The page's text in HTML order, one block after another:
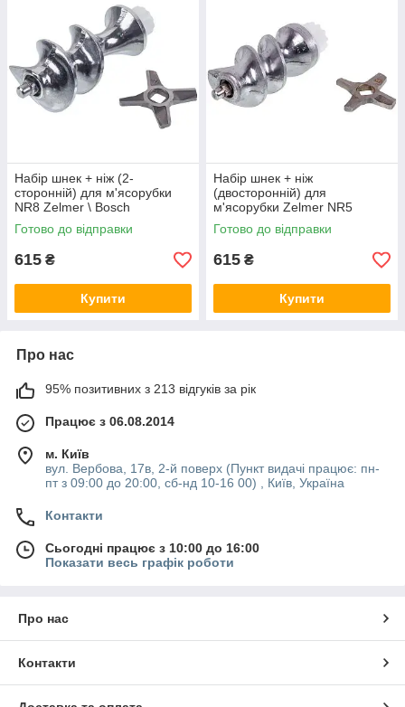
Набір шнек + ніж (2-
сторонній) для м'ясорубки
NR8 Zelmer \ Bosch
(12000524, 10003883)
Готово до відправки
615 ₴
Купити
Набір шнек + ніж
(двосторонній) для
м'ясорубки Zelmer NR5
Готово до відправки
615 ₴
Купити
Про нас
95% позитивних з 213 відгуків за рік
Працює з 06.08.2014
м. Київ
вул. Вербова, 17в, 2-й поверх (Пункт видачі працює: пн-
пт з 09:00 до 20:00, сб-нд 10-16 00) , Київ, Україна
Контакти
Сьогодні працює з 10:00 до 16:00
Показати весь графік роботи
Про нас
Контакти